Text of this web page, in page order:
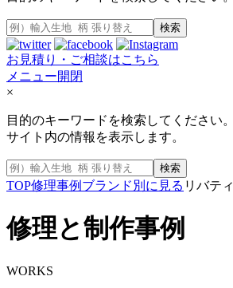
検索
お見積り・ご相談はこちら
メニュー開閉
×
目的のキーワードを検索してください。
サイト内の情報を表示します。
検索
TOP修理事例 ブランド別に見る リバティ
修理と制作事例
WORKS